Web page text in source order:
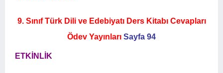
9. Sınıf Türk Dili ve Edebiyatı Ders Kitabı Cevapları
Ödev Yayınları Sayfa 94
ETKİNLİK